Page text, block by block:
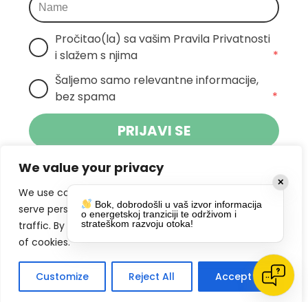
We value your privacy
We use cookies to enhance your browsing experience,
serve personalized ads or content, and analyze our
traffic. By clicking "Accept All", you consent to our use
of cookies.
Customize Reject All Accept All
Pročitao(la) sa vašim Pravila Privatnosti
i slažem s njima
*
Šaljemo samo relevantne informacije,
bez spama
*
PRIJAVI SE
Klikom na gumb dajete suglasnost za
primanje novosti Pokreta Otoka te se
slažete spolitikom privatnosti.
DRUŠTVENE MREŽE
✕
Bok, dobrodošli u vaš izvor informacija
o energetskoj tranziciji te održivom i
strateškom razvoju otoka!